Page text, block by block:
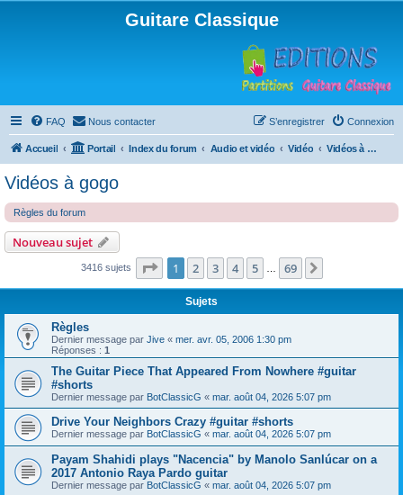
Guitare Classique
FAQ Nous contacter Connexion
S’enregistrer
Accueil Portail Index du forum Audio et vidéo Vidéo Vidéos à gogo
Vidéos à gogo
Règles du forum
Nouveau sujet
3416 sujets Page 1sur69
1 2 3 4 5 69
Sujets
Règles
Dernier message par Jive « mer. avr. 05, 2006 1:30 pm
Réponses : 1
The Guitar Piece That Appeared From Nowhere #guitar
#shorts
Dernier message par BotClassicG « mar. août 04, 2026 5:07 pm
Drive Your Neighbors Crazy #guitar #shorts
Dernier message par BotClassicG « mar. août 04, 2026 5:07 pm
Payam Shahidi plays "Nacencia" by Manolo Sanlúcar on a
2017 Antonio Raya Pardo guitar
Dernier message par BotClassicG « mar. août 04, 2026 5:07 pm